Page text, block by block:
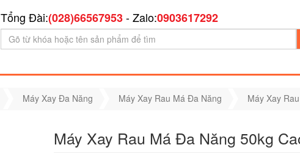
Tổng Đài:(028)66567953- Zalo:0903617292
Máy Xay Đa Năng Máy Xay Rau Má Đa Năng Máy Xay
Máy Xay Rau Má Đa Năng 50kg